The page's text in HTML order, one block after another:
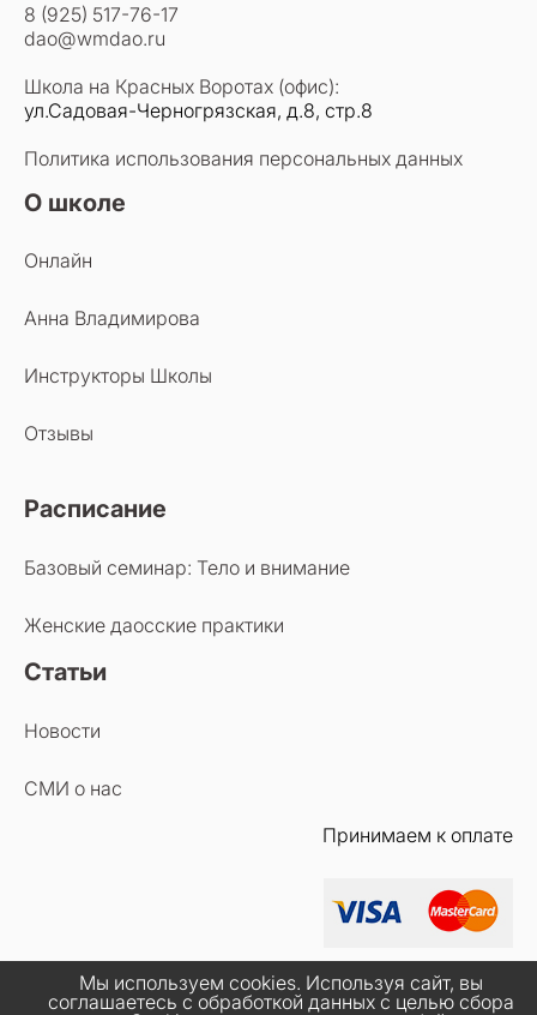
Мы используем cookies. Используя сайт, вы
соглашаетесь с обработкой данных с целью сбора
8 (925) 517-76-17
dao@wmdao.ru
Школа на Красных Воротах (офис):
ул.Садовая-Черногрязская, д.8, стр.8
Политика использования персональных данных
О школе
Онлайн
Анна Владимирова
Инструкторы Школы
Отзывы
Расписание
Базовый семинар: Тело и внимание
Женские даосские практики
Статьи
Новости
СМИ о нас
Принимаем к оплате